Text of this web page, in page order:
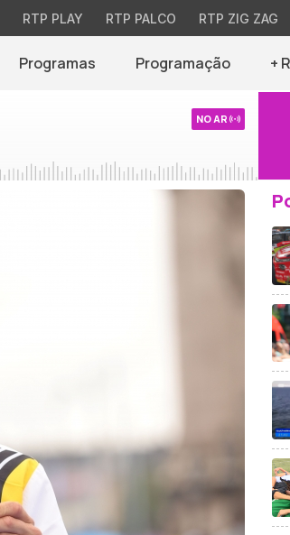
RTP PLAY RTP PALCO RTP ZIG ZAG
Programas Programação +
NO AR